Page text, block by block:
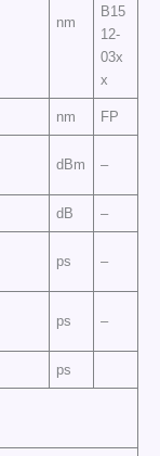
nm
B15
12-
03x
x
nm FP
dBm –
dB –
ps –
ps –
ps